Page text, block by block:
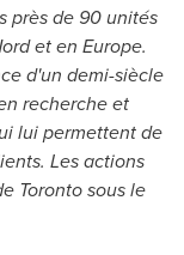
près de 90 unités
et en Europe.
d'un demi-siècle
recherche et
lui permettent de
Les actions
Torontosous le